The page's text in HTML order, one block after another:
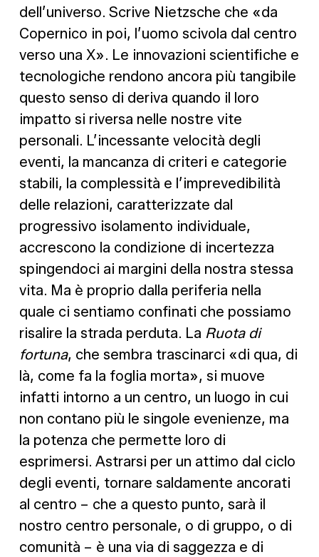
dell’universo. Scrive Nietzsche che «da
Copernico in poi, l’uomo scivola dal centro
verso una X». Le innovazioni scientifiche e
tecnologiche rendono ancora più tangibile
questo senso di deriva quando il loro
impatto si riversa nelle nostre vite
personali. L’incessante velocità degli
eventi, la mancanza di criteri e categorie
stabili, la complessità e l’imprevedibilità
delle relazioni, caratterizzate dal
progressivo isolamento individuale,
accrescono la condizione di incertezza
spingendoci ai margini della nostra stessa
vita. Ma è proprio dalla periferia nella
quale ci sentiamo confinati che possiamo
risalire la strada perduta. La Ruota di
fortuna, che sembra trascinarci «di qua, di
là, come fa la foglia morta», si muove
infatti intorno a un centro, un luogo in cui
non contano più le singole evenienze, ma
la potenza che permette loro di
esprimersi. Astrarsi per un attimo dal ciclo
degli eventi, tornare saldamente ancorati
al centro – che a questo punto, sarà il
nostro centro personale, o di gruppo, o di
comunità – è una via di saggezza e di